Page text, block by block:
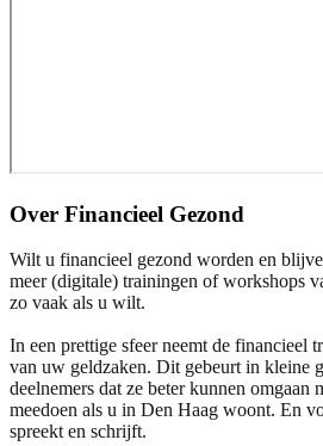
Over Financieel Gezond
Wilt u financieel gezond worden en
meer (digitale) trainingen of workshops
zo vaak als u wilt.
In een prettige sfeer neemt de financieel
van uw geldzaken. Dit gebeurt in kleine
deelnemers dat ze beter kunnen omgaan
meedoen als u in Den Haag woont. En
spreekt en schrijft.